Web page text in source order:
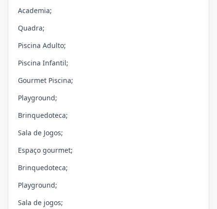
Academia;
Quadra;
Piscina Adulto;
Piscina Infantil;
Gourmet Piscina;
Playground;
Brinquedoteca;
Sala de Jogos;
Espaço gourmet;
Brinquedoteca;
Playground;
Sala de jogos;